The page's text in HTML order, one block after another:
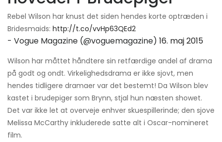
Rebel Wilson har knust det siden hendes korte optræden i
Bridesmaids: http://t.co/vvHp63QEd2
- Vogue Magazine (@voguemagazine) 16. maj 2015
Wilson har måttet håndtere sin retfærdige andel af drama
på godt og ondt. Virkelighedsdrama er ikke sjovt, men
hendes tidligere dramaer var det bestemt! Da Wilson blev
kastet i brudepiger som Brynn, stjal hun næsten showet.
Det var ikke let at overveje enhver skuespillerinde; den sjove
Melissa McCarthy inkluderede satte alt i Oscar-nomineret
film.